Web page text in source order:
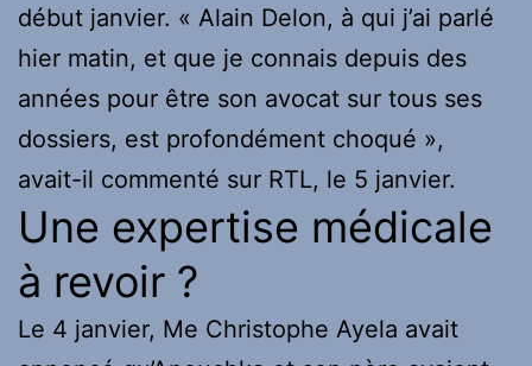
début janvier. « Alain Delon, à qui j’ai parlé
hier matin, et que je connais depuis des
années pour être son avocat sur tous ses
dossiers, est profondément choqué »,
avait-il commenté sur RTL, le 5 janvier.
Une expertise médicale
à revoir ?
Le 4 janvier, Me Christophe Ayela avait